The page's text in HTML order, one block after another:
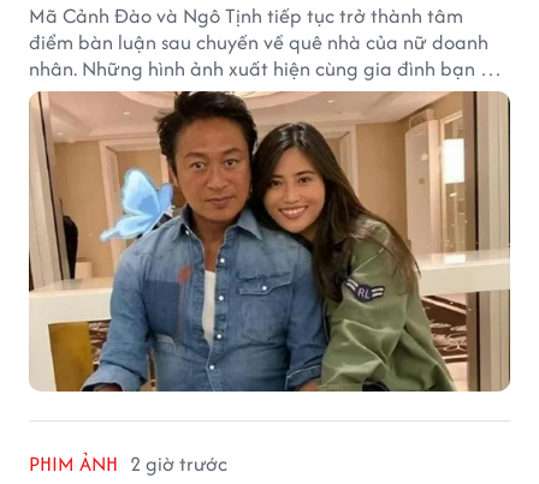
Mã Cảnh Đào và Ngô Tịnh tiếp tục trở thành tâm
điểm bàn luận sau chuyến về quê nhà của nữ doanh
nhân. Những hình ảnh xuất hiện cùng gia đình bạn gái
Mã Cảnh Đào đang thu hút sự quan tâm trên mạng
xã hội.
PHIM ẢNH 2 giờ trước